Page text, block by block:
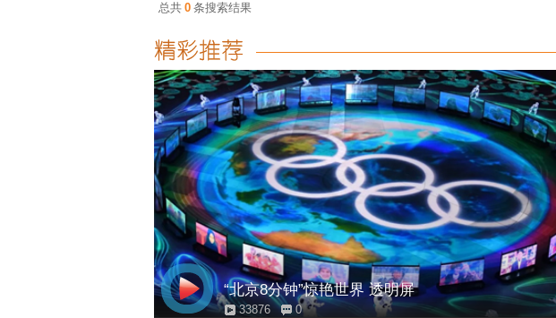
总共 0 条搜索结果
“北京8分钟”惊艳世界 透明屏
33876 0